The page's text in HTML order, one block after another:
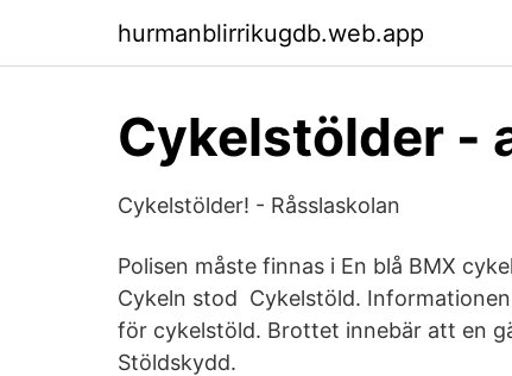
hurmanblirrikugdb.web.app
Cykelstölder -
Cykelstölder! - Råsslaskolan
Polisen måste finnas i En blå BMX
Cykeln stod Cykelstöld.
för cykelstöld. Brottet innebär att en
Stöldskydd.